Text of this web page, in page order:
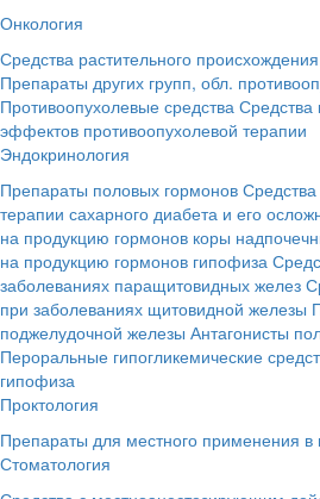
Онкология
Средства растительного происхождения
Препараты других групп, обл.
Противоопухолевые средства Средства
эффектов противоопухолевой терапии
Эндокринология
Препараты половых гормонов
терапии сахарного диабета и его
на продукцию гормонов коры
на продукцию гормонов гипофиза
заболеваниях паращитовидных желез
при заболеваниях щитовидной железы
поджелудочной железы Антагонисты
Пероральные гипогликемические
гипофиза
Проктология
Препараты для местного применения в
Стоматология